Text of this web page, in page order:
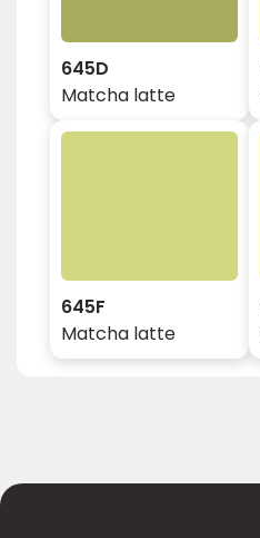
645D
Matcha latte
645F
Matcha latte